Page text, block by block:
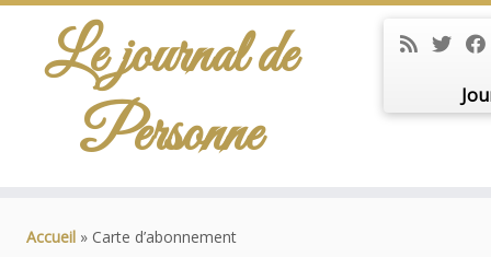
Le journal de
Personne
Accueil » Carte d’abonnement